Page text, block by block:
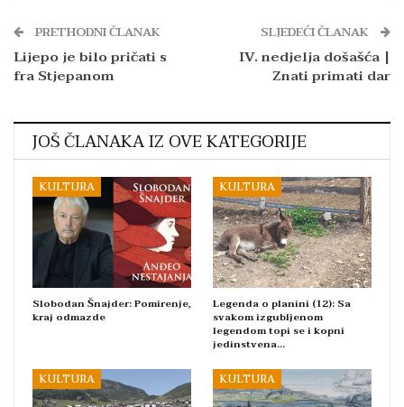
PRETHODNI ČLANAK
Lijepo je bilo pričati s
fra Stjepanom
SLJEDEĆI ČLANAK
IV. nedjelja došašća |
Znati primati dar
JOŠ ČLANAKA IZ OVE KATEGORIJE
KULTURA
Slobodan Šnajder: Pomirenje,
kraj odmazde
KULTURA
Legenda o planini (12): Sa
svakom izgubljenom
legendom topi se i kopni
jedinstvena…
KULTURA KULTURA